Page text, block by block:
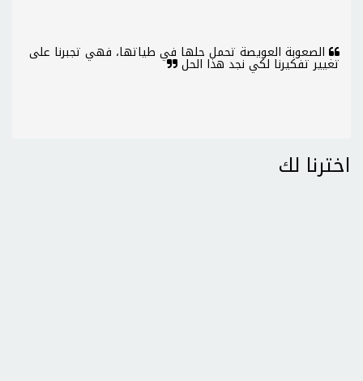
الصعوبة العويصة تحمل حلها في طياتها، فهي تجبرنا على
تغيير تفكيرنا لكي نجد هذا الحل
اخترنا لك